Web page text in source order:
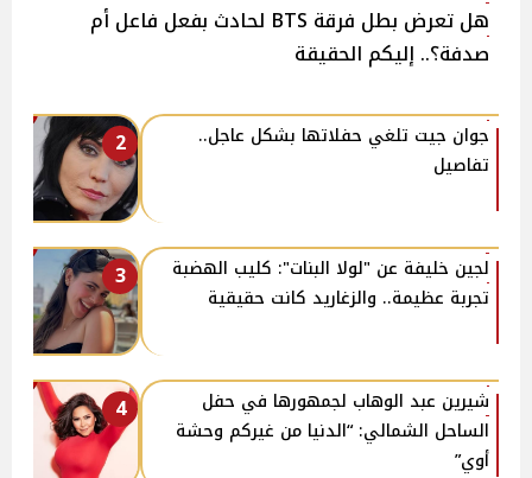
هل تعرض بطل فرقة BTS لحادث بفعل فاعل أم
صدفة؟.. إليكم الحقيقة
2
جوان جيت تلغي حفلاتها بشكل عاجل..
تفاصيل
3
لجين خليفة عن "لولا البنات": كليب الهضبة
تجربة عظيمة.. والزغاريد كانت حقيقية
4
شيرين عبد الوهاب لجمهورها في حفل
الساحل الشمالي: “الدنيا من غيركم وحشة
أوي”